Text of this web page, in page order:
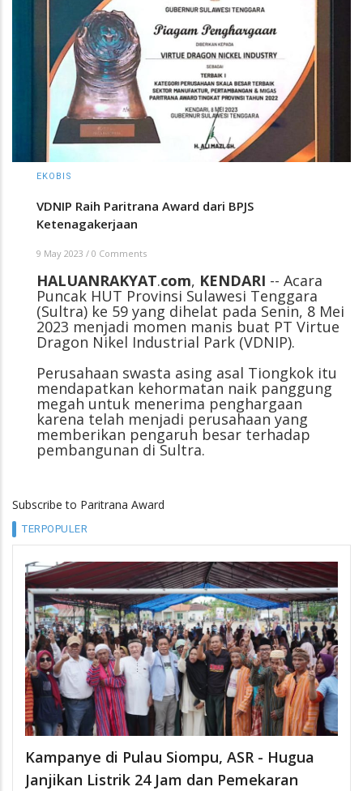
EKOBIS
VDNIP Raih Paritrana Award dari BPJS
Ketenagakerjaan
9 May 2023 / 0 Comments
HALUANRAKYAT.com, KENDARI -- Acara
Puncak HUT Provinsi Sulawesi Tenggara
(Sultra) ke 59 yang dihelat pada Senin, 8 Mei
2023 menjadi momen manis buat PT Virtue
Dragon Nikel Industrial Park (VDNIP).
Perusahaan swasta asing asal Tiongkok itu
mendapatkan kehormatan naik panggung
megah untuk menerima penghargaan
karena telah menjadi perusahaan yang
memberikan pengaruh besar terhadap
pembangunan di Sultra.
Subscribe to Paritrana Award
TERPOPULER
Kampanye di Pulau Siompu, ASR - Hugua
Janjikan Listrik 24 Jam dan Pemekaran